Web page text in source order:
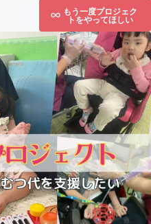
もう一度プロジェク
トをやってほしい